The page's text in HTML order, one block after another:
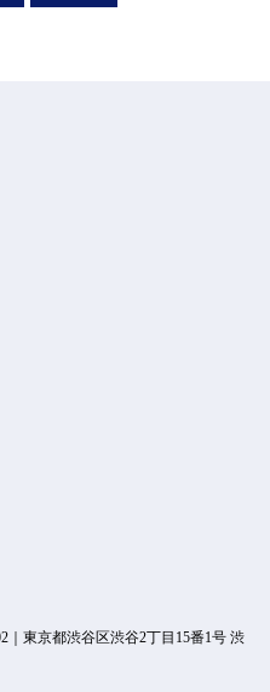
｜東京都渋谷区渋谷2丁目15番1号 渋